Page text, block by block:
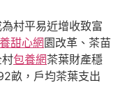
村平易近增收致富
甜心網 園改革、茶苗
包養網茶葉財產穩
畝，戶均茶葉支出